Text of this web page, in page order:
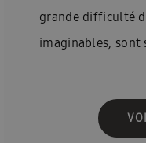
grande difficulté
imaginables, sont
n'importe quel